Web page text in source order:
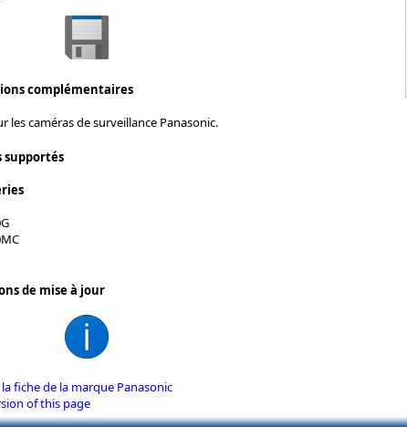
complémentaires
les caméras de surveillance Panasonic.
supportés
de mise à jour
fiche de la marque Panasonic
of this page